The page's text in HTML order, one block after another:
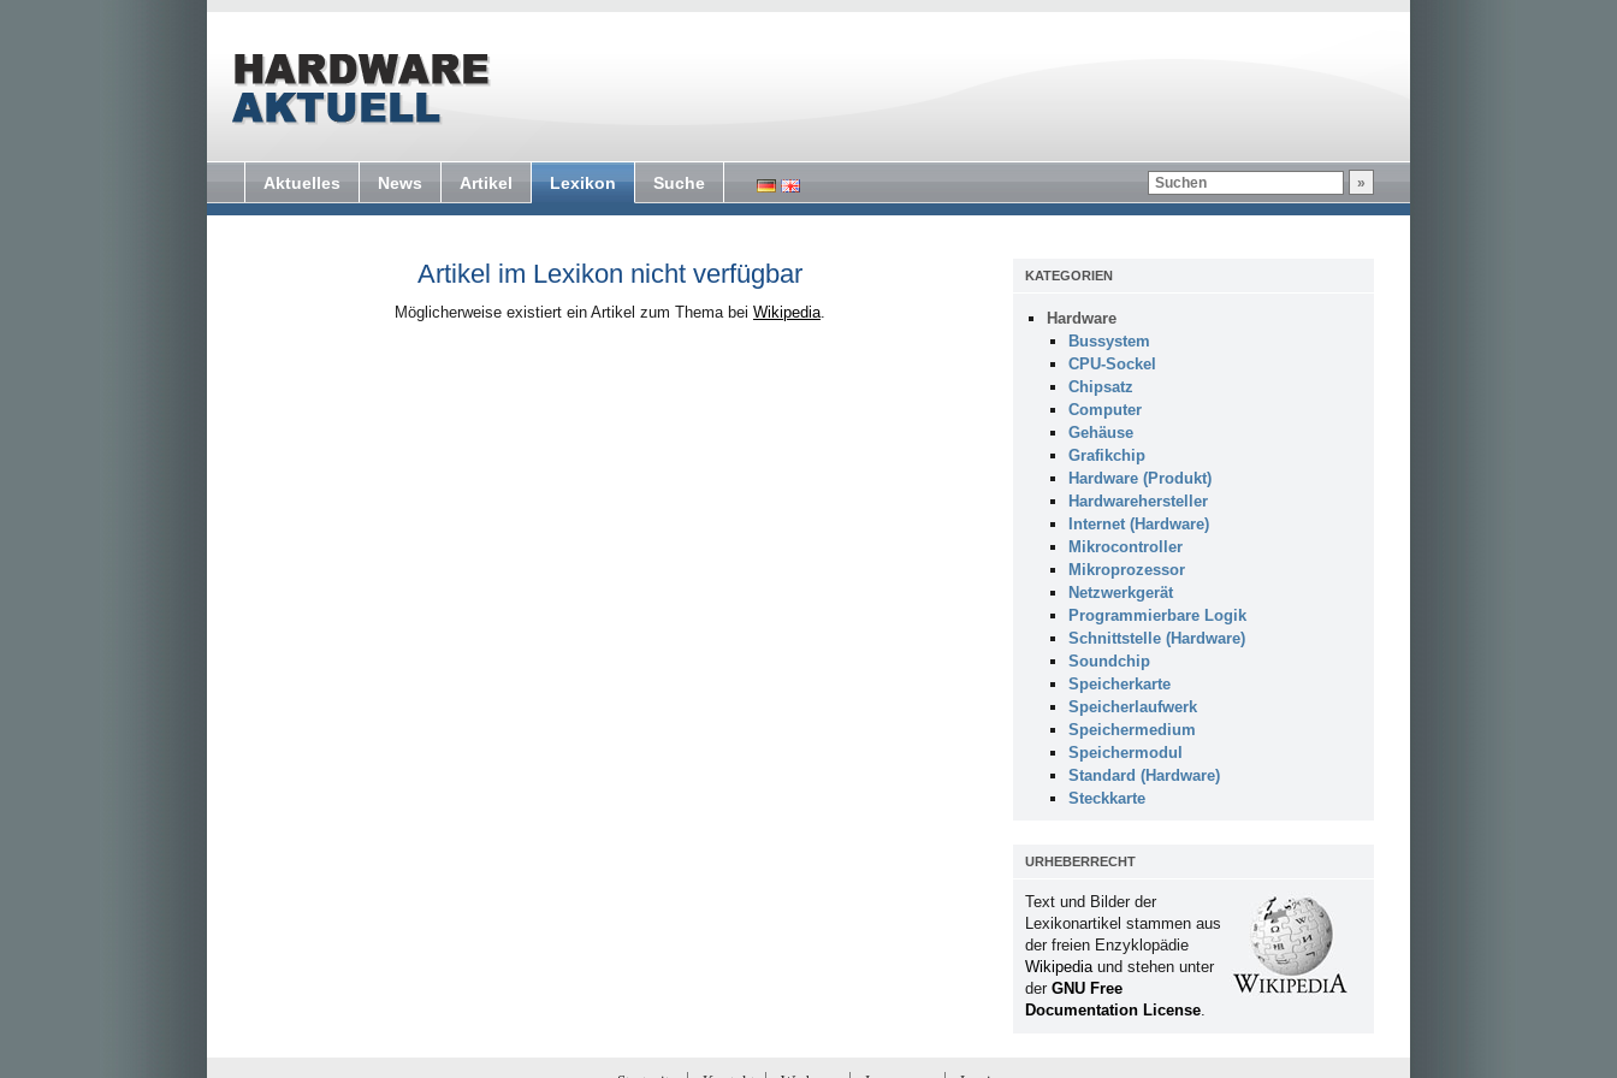
Aktuelles News Artikel Lexikon Suche
Artikel im Lexikon nicht verfügbar
Möglicherweise existiert ein Artikel zum Thema bei Wikipedia.
KATEGORIEN
Hardware
Bussystem
CPU-Sockel
Chipsatz
Computer
Gehäuse
Grafikchip
Hardware (Produkt)
Hardwarehersteller
Internet (Hardware)
Mikrocontroller
Mikroprozessor
Netzwerkgerät
Programmierbare Logik
Schnittstelle (Hardware)
Soundchip
Speicherkarte
Speicherlaufwerk
Speichermedium
Speichermodul
Standard (Hardware)
Steckkarte
URHEBERRECHT
Text und Bilder der
Lexikonartikel stammen aus
der freien Enzyklopädie
Wikipediaund stehen unter
der GNU Free
Documentation License.